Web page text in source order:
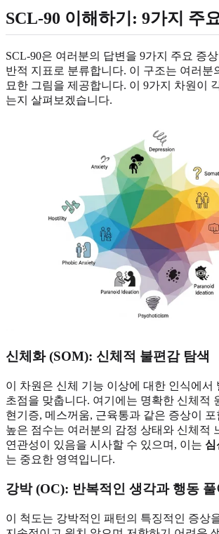
SCL-90 이해하기: 9가지 주
SCL-90은 여러분의 답변을 9가지 주요 증
반적 지표로 분류합니다. 이 구조는 여러분
묘한 그림을 제공합니다. 이 9가지 차원이
는지 살펴보겠습니다.
신체화 (SOM): 신체적 불편감 탐색
이 차원은 신체 기능 이상에 대한 인식에서
초점을 맞춥니다. 여기에는 명확한 신체적
현기증, 메스꺼움, 근육통과 같은 증상이 포
높은 점수는 여러분의 감정 상태와 신체적
연관성이 있음을 시사할 수 있으며, 이는 심
는 중요한 영역입니다.
강박 (OC): 반복적인 생각과 행동 풀
이 척도는 강박적인 패턴의 특징적인 증상